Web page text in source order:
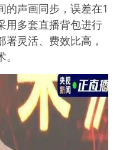
的声画同步，误差在1
用多套直播背包进行
灵活、费效比高，